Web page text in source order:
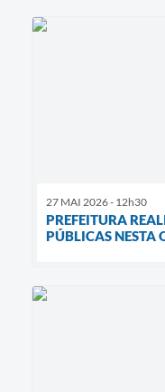
27 MAI 2026 - 12h30
PREFEITURA
PÚBLICAS NESTA